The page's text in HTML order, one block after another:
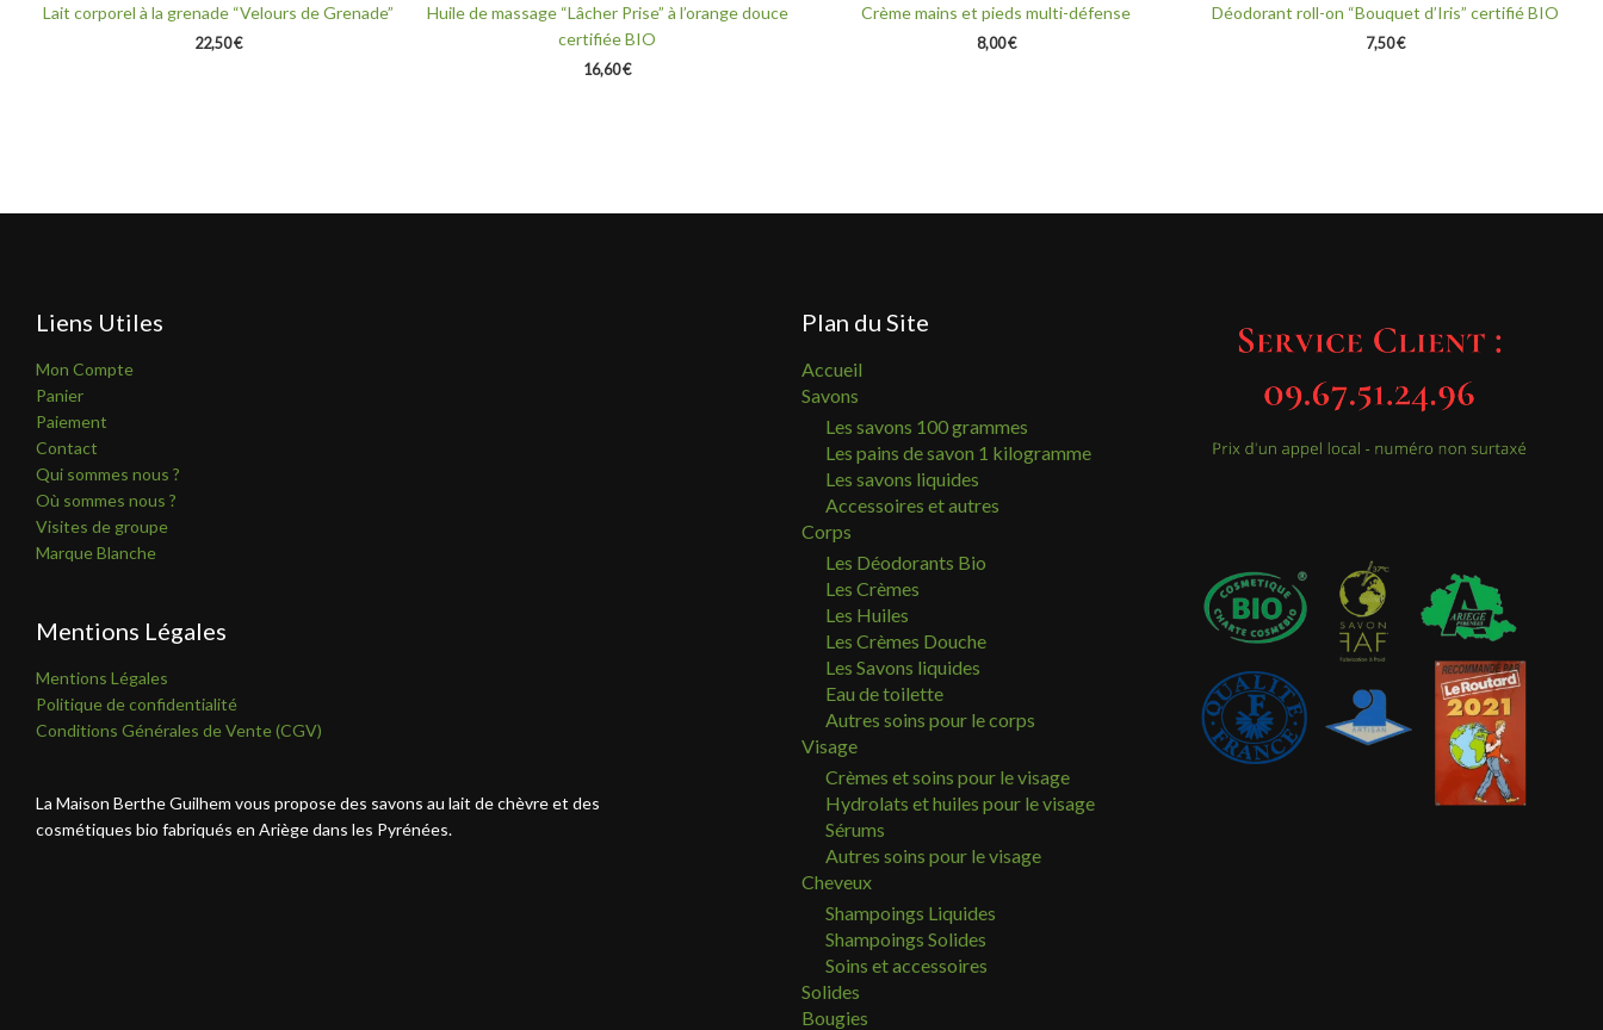
Lait corporel à la grenade “Velours de Grenade”
22,50€
Huile de massage “Lâcher Prise” à l’orange douce
certifiée BIO
16,60€
Crème mains et pieds multi-défense
8,00€
Déodorant roll-on “Bouquet d’Iris” certifié BIO
7,50€
Liens Utiles
Mon Compte
Panier
Paiement
Contact
Qui sommes nous ?
Où sommes nous ?
Visites de groupe
Marque Blanche
Mentions Légales
Mentions Légales
Politique de confidentialité
Conditions Générales de Vente (CGV)
La Maison Berthe Guilhem vous propose des savons au lait de chèvre et des
cosmétiques bio fabriqués en Ariège dans les Pyrénées.
Plan du Site
Accueil
Savons
Les savons 100 grammes
Les pains de savon 1 kilogramme
Les savons liquides
Accessoires et autres
Corps
Les Déodorants Bio
Les Crèmes
Les Huiles
Les Crèmes Douche
Les Savons liquides
Eau de toilette
Autres soins pour le corps
Visage
Crèmes et soins pour le visage
Hydrolats et huiles pour le visage
Sérums
Autres soins pour le visage
Cheveux
Shampoings Liquides
Shampoings Solides
Soins et accessoires
Solides
Bougies